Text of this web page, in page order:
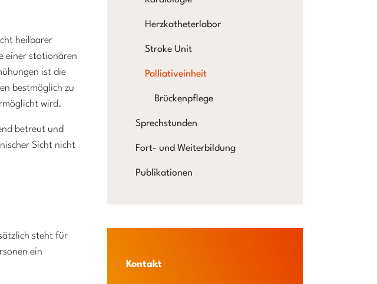
heilbarer
einer stationären
ist die
bestmöglich zu
wird.
betreut und
Sicht nicht
steht für
ein
Herzkatheterlabor
Stroke Unit
Palliativeinheit
Brückenpflege
Sprechstunden
Fort- und Weiterbildung
Publikationen
Kontakt